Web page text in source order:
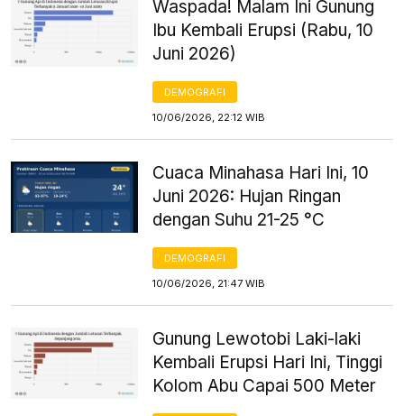
Waspada! Malam Ini Gunung
Ibu Kembali Erupsi (Rabu, 10
Juni 2026)
DEMOGRAFI
10/06/2026, 22:12 WIB
Cuaca Minahasa Hari Ini, 10
Juni 2026: Hujan Ringan
dengan Suhu 21-25 °C
DEMOGRAFI
10/06/2026, 21:47 WIB
Gunung Lewotobi Laki-laki
Kembali Erupsi Hari Ini, Tinggi
Kolom Abu Capai 500 Meter